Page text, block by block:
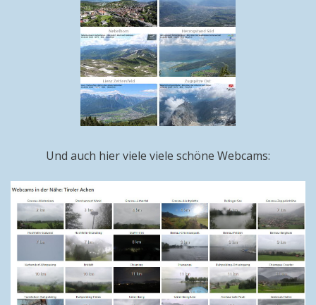
Und auch hier viele viele schöne Webcams: